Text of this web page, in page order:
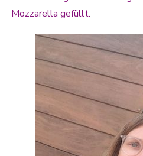
Mozzarella gefüllt.